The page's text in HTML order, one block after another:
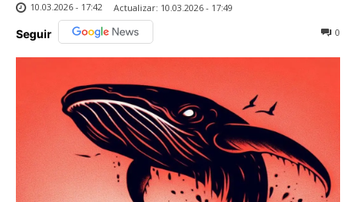
10.03.2026 - 17:42
Actualizar: 10.03.2026 - 17:49
Seguir 0